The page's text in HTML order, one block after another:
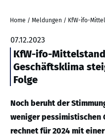
Home / Meldungen /
07.12.2023
KfW-ifo-
Geschäftsklima
Folge
Noch beruht der
weniger pessimistischen
rechnet für 2024 mit